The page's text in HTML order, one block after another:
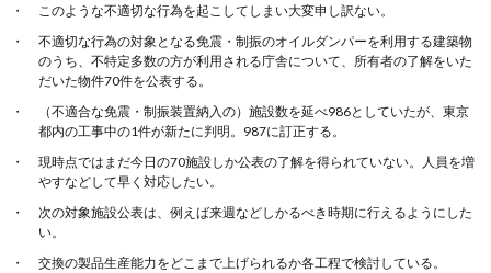
このような不適切な行為を起こしてしまい大変申し訳ない。
不適切な行為の対象となる免震・制振のオイルダンパーを利用する建築物
のうち、不特定多数の方が利用される庁舎について、所有者の了解をいた
だいた物件70件を公表する。
（不適合な免震・制振装置納入の）施設数を延べ986としていたが、東京
都内の工事中の1件が新たに判明。987に訂正する。
現時点ではまだ今日の70施設しか公表の了解を得られていない。人員を増
やすなどして早く対応したい。
次の対象施設公表は、例えば来週などしかるべき時期に行えるようにした
い。
交換の製品生産能力をどこまで上げられるか各工程で検討している。